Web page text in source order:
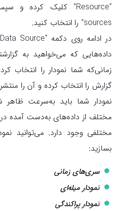
sources” را انتخاب کنید.
داده‌هایی که می‌خواهید به
زمانی‌که شما نمودار را انتخاب
گزارش را انتخاب کرده و آن را
نمودار شما باید به‌سرعت ظاهر
مختلف از داده‌های به‌دست آمده
مختلفی وجود دارد. می‌توانید
بسازید:
سری‌های زمانی
نمودار میله‌ای
نمودار پراکندگی